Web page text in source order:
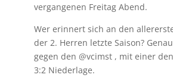
vergangenen Freitag Abend.
Wer erinnert sich an den
der 2. Herren letzte Saison?
gegen den @vcimst , mit einer
3:2 Niederlage.